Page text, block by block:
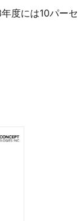
度には10パーセ